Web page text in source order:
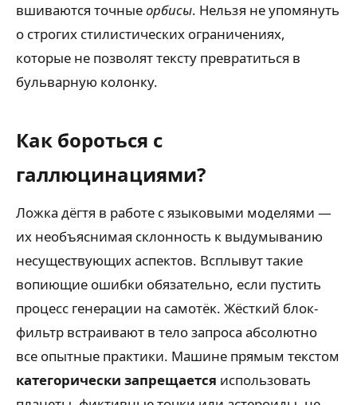
вшиваются точныеорбисы. Нельзя не упомянуть
о строгих стилистических ограничениях,
которые не позволят тексту превратиться в
бульварную колонку.
Как бороться с
галлюцинациями?
Ложка дёгтя в работе с языковыми моделями —
их необъяснимая склонность к выдумыванию
несуществующих аспектов. Всплывут такие
вопиющие ошибки обязательно, если пустить
процесс генерации на самотёк. Жёсткий блок-
фильтр встраивают в тело запроса абсолютно
все опытные практики. Машине прямым текстом
категорически запрещается использовать